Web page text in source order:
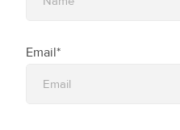
Email*